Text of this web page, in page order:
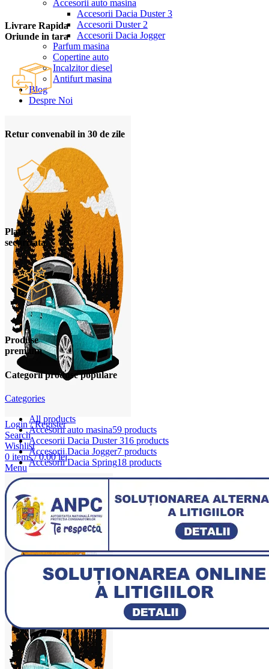
Accesorii auto masina
Accesorii Dacia Duster 3
Accesorii Duster 2
Accesorii Dacia Jogger
Parfum masina
Copertine auto
Incalzitor diesel
Antifurt masina
Blog
Despre Noi
Login / Register
Search
Wishlist
0 items / 0,00lei
Menu
Livrare Rapida
Oriunde in tara
Retur convenabil in 30 de zile
Plata
securizata
Produse
premium
Categorii produse populare
Categories
All products
Accesorii auto masina59 products
Accesorii Dacia Duster 316 products
Accesorii Dacia Jogger7 products
Accesorii Dacia Spring18 products